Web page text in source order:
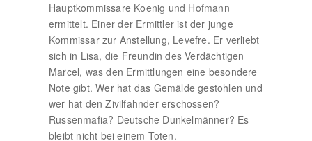
Hauptkommissare Koenig und Hofmann
ermittelt. Einer der Ermittler ist der junge
Kommissar zur Anstellung, Levefre. Er verliebt
sich in Lisa, die Freundin des Verdächtigen
Marcel, was den Ermittlungen eine besondere
Note gibt. Wer hat das Gemälde gestohlen und
wer hat den Zivilfahnder erschossen?
Russenmafia? Deutsche Dunkelmänner? Es
bleibt nicht bei einem Toten.